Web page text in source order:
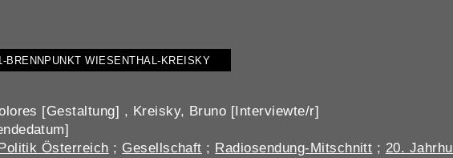
BRENNPUNKT WIESENTHAL-KREISKY
[Gestaltung] , Kreisky, Bruno [Interviewte/r]
Österreich ; Gesellschaft ; Radiosendung-Mitschnitt ; 20.